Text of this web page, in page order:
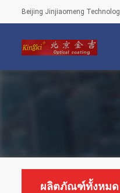
Beijing Jinjiaomeng
ผลิตภัณฑ์ทั้งหมด